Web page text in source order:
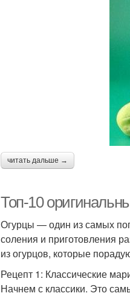
читать дальше →
Топ-10
Огурцы — один из самых
соления и приготовления
из огурцов, которые
Рецепт 1: Классические
Начнем с классики. Это